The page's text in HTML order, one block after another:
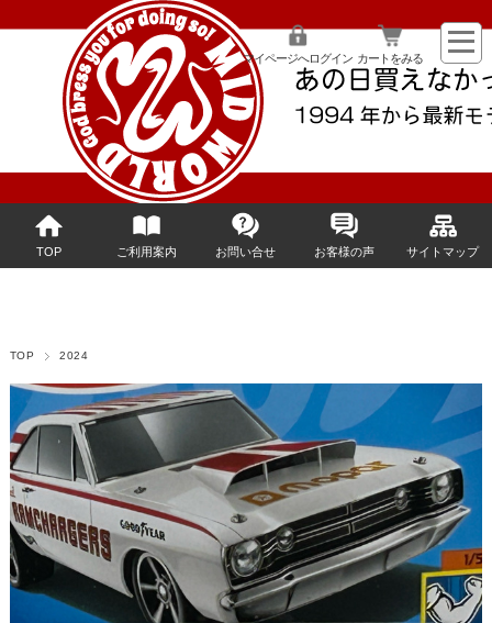
マイページへログイン カートをみる
TOP ご利用案内 お問い合せ お客様の声 サイトマップ
TOP 2024